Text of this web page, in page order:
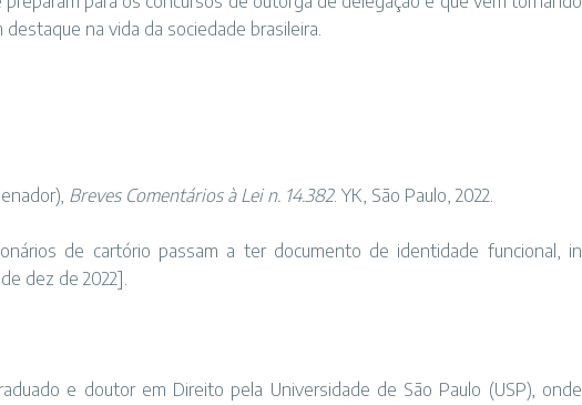
na vida da sociedade brasileira.
Breves Comentários à Lei n. 14.382. YK, São Paulo, 2022.
de cartório passam a ter documento de identidade funcional, in
dez de 2022].
e doutor em Direito pela Universidade de São Paulo (USP), onde